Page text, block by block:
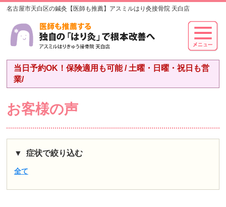
名古屋市天白区の鍼灸【医師も推薦】アスミルはり灸接骨院 天白店
当日予約OK！保険適用も可能 / 土曜・日曜・祝日も営
業/
お客様の声
症状で絞り込む
全て